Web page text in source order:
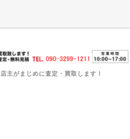
主がまじめに査定・買取します！